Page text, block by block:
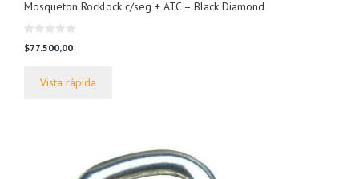
Mosqueton Rocklock c/seg + ATC – Black Diamond
0
d
$77.500,00
Vista rápida